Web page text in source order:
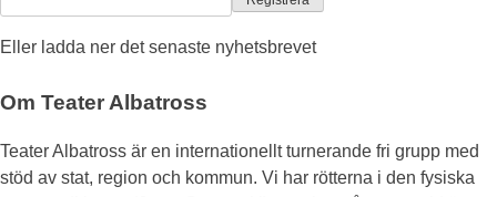
Eller ladda ner det senaste nyhetsbrevet
Om Teater Albatross
Teater Albatross är en internationellt turnerande fri grupp med
stöd av stat, region och kommun. Vi har rötterna i den fysiska